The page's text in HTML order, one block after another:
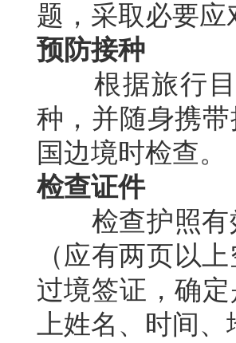
题，采取必要
预防接种
根据旅行目
种，并随身携
国边境时检查。
检查证件
检查护照有
（应有两页以
过境签证，确
上姓名、时间